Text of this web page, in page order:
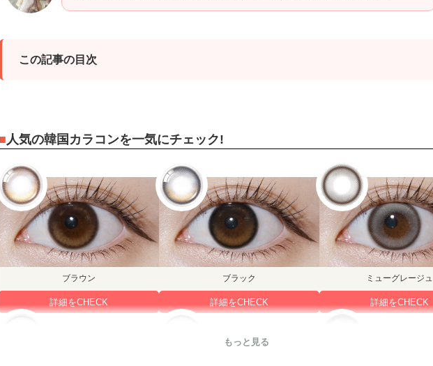
この記事の目次
人気の韓国カラコンを一気にチェック!
ブラウン
詳細をCHECK
ブラック
詳細をCHECK
ミューグレージュ
詳細をCHECK